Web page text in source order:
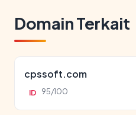
Domain Terkait
cpssoft.com
ID 95/100